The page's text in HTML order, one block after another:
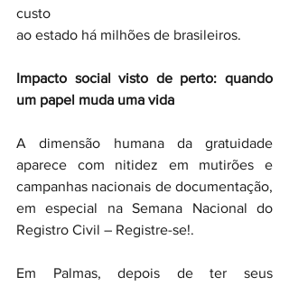
custo
ao estado há milhões de brasileiros.
Impacto social visto de perto: quando
um papel muda uma vida
A dimensão humana da gratuidade
aparece com nitidez em mutirões e
campanhas nacionais de documentação,
em especial na Semana Nacional do
Registro Civil – Registre-se!.
Em Palmas, depois de ter seus